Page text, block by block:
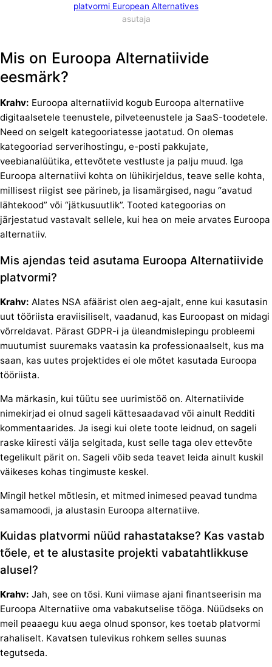
platvormi European Alternatives
asutaja
Mis on Euroopa Alternatiivide
eesmärk?
Krahv: Euroopa alternatiivid kogub Euroopa alternatiive
digitaalsetele teenustele, pilveteenustele ja SaaS-toodetele.
Need on selgelt kategooriatesse jaotatud. On olemas
kategooriad serverihostingu, e-posti pakkujate,
veebianalüütika, ettevõtete vestluste ja palju muud. Iga
Euroopa alternatiivi kohta on lühikirjeldus, teave selle kohta,
millisest riigist see pärineb, ja lisamärgised, nagu “avatud
lähtekood” või “jätkusuutlik”. Tooted kategoorias on
järjestatud vastavalt sellele, kui hea on meie arvates Euroopa
alternatiiv.
Mis ajendas teid asutama Euroopa Alternatiivide
platvormi?
Krahv: Alates NSA afäärist olen aeg-ajalt, enne kui kasutasin
uut tööriista eraviisiliselt, vaadanud, kas Euroopast on midagi
võrreldavat. Pärast GDPR-i ja üleandmislepingu probleemi
muutumist suuremaks vaatasin ka professionaalselt, kus ma
saan, kas uutes projektides ei ole mõtet kasutada Euroopa
tööriista.
Ma märkasin, kui tüütu see uurimistöö on. Alternatiivide
nimekirjad ei olnud sageli kättesaadavad või ainult Redditi
kommentaarides. Ja isegi kui olete toote leidnud, on sageli
raske kiiresti välja selgitada, kust selle taga olev ettevõte
tegelikult pärit on. Sageli võib seda teavet leida ainult kuskil
väikeses kohas tingimuste keskel.
Mingil hetkel mõtlesin, et mitmed inimesed peavad tundma
samamoodi, ja alustasin Euroopa alternatiive.
Kuidas platvormi nüüd rahastatakse? Kas vastab
tõele, et te alustasite projekti vabatahtlikkuse
alusel?
Krahv: Jah, see on tõsi. Kuni viimase ajani finantseerisin ma
Euroopa Alternatiive oma vabakutselise tööga. Nüüdseks on
meil peaaegu kuu aega olnud sponsor, kes toetab platvormi
rahaliselt. Kavatsen tulevikus rohkem selles suunas
tegutseda.